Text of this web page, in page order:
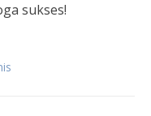
sukses!